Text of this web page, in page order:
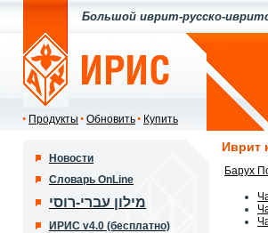
Большой иврит-русско-
Продукты Обновить Купить
Новости
Словарь OnLine
מילון עברי-רוסי
ИРИС v4.0 (бесплатно)
Иврит
Барух